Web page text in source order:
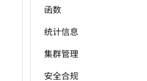
函数
统计信息
集群管理
安全合规